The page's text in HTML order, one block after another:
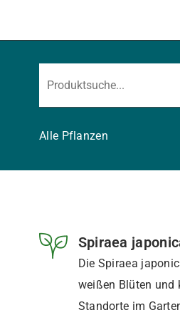
Alle Pflanzen
Spiraea
Die Spiraea
weißen Blüten und
Standorte im